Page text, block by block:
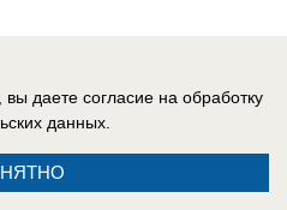
даете согласие на обработку
данных.